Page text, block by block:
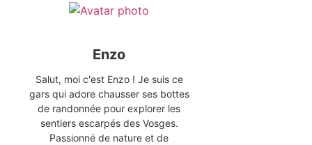
Enzo
Salut, moi c'est Enzo ! Je suis ce
gars qui adore chausser ses bottes
de randonnée pour explorer les
sentiers escarpés des Vosges.
Passionné de nature et de